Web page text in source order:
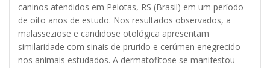
caninos atendidos em Pelotas, RS (Brasil) em um período
de oito anos de estudo. Nos resultados observados, a
malasseziose e candidose otológica apresentam
similaridade com sinais de prurido e cerúmen enegrecido
nos animais estudados. A dermatofitose se manifestou